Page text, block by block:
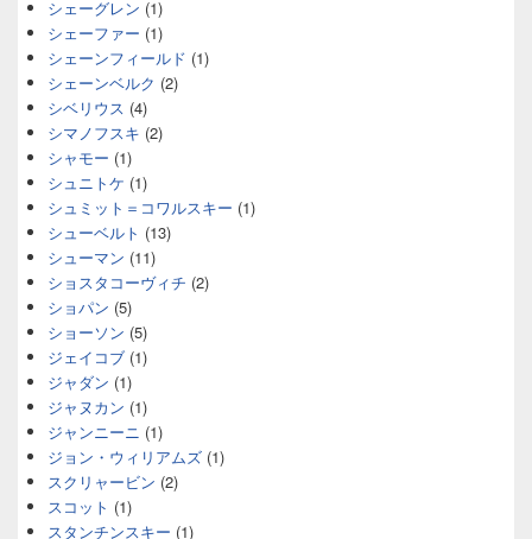
シェーグレン (1)
シェーファー (1)
シェーンフィールド (1)
シェーンベルク (2)
シベリウス (4)
シマノフスキ (2)
シャモー (1)
シュニトケ (1)
シュミット＝コワルスキー (1)
シューベルト (13)
シューマン (11)
ショスタコーヴィチ (2)
ショパン (5)
ショーソン (5)
ジェイコブ (1)
ジャダン (1)
ジャヌカン (1)
ジャンニーニ (1)
ジョン・ウィリアムズ (1)
スクリャービン (2)
スコット (1)
スタンチンスキー (1)